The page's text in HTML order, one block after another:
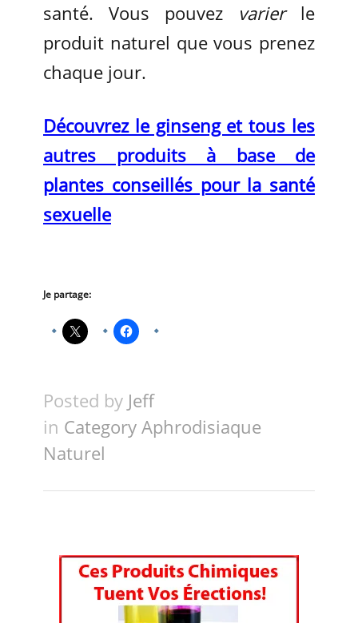
santé. Vous pouvez varierle
produit naturel que vous prenez
chaque jour.
Découvrez le ginseng et tous les
autres produits à base de
plantes conseillés pour la santé
sexuelle
Je partage:
Posted by Jeff
in Category Aphrodisiaque
Naturel